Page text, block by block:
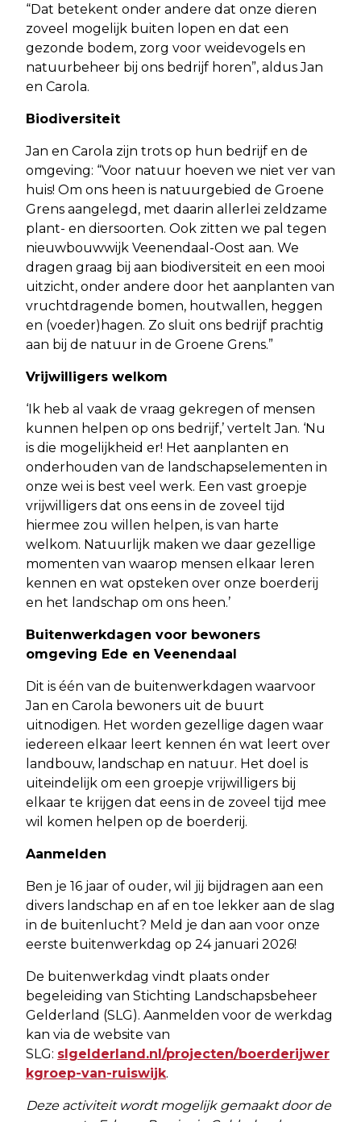
“Dat betekent onder andere dat onze dieren
zoveel mogelijk buiten lopen en dat een
gezonde bodem, zorg voor weidevogels en
natuurbeheer bij ons bedrijf horen”, aldus Jan
en Carola.
Biodiversiteit
Jan en Carola zijn trots op hun bedrijf en de
omgeving: “Voor natuur hoeven we niet ver van
huis! Om ons heen is natuurgebied de Groene
Grens aangelegd, met daarin allerlei zeldzame
plant- en diersoorten. Ook zitten we pal tegen
nieuwbouwwijk Veenendaal-Oost aan. We
dragen graag bij aan biodiversiteit en een mooi
uitzicht, onder andere door het aanplanten van
vruchtdragende bomen, houtwallen, heggen
en (voeder)hagen. Zo sluit ons bedrijf prachtig
aan bij de natuur in de Groene Grens.”
Vrijwilligers welkom
‘Ik heb al vaak de vraag gekregen of mensen
kunnen helpen op ons bedrijf,’ vertelt Jan. ‘Nu
is die mogelijkheid er! Het aanplanten en
onderhouden van de landschapselementen in
onze wei is best veel werk. Een vast groepje
vrijwilligers dat ons eens in de zoveel tijd
hiermee zou willen helpen, is van harte
welkom. Natuurlijk maken we daar gezellige
momenten van waarop mensen elkaar leren
kennen en wat opsteken over onze boerderij
en het landschap om ons heen.’
Buitenwerkdagen voor bewoners
omgeving Ede en Veenendaal
Dit is één van de buitenwerkdagen waarvoor
Jan en Carola bewoners uit de buurt
uitnodigen. Het worden gezellige dagen waar
iedereen elkaar leert kennen én wat leert over
landbouw, landschap en natuur. Het doel is
uiteindelijk om een groepje vrijwilligers bij
elkaar te krijgen dat eens in de zoveel tijd mee
wil komen helpen op de boerderij.
Aanmelden
Ben je 16 jaar of ouder, wil jij bijdragen aan een
divers landschap en af en toe lekker aan de slag
in de buitenlucht? Meld je dan aan voor onze
eerste buitenwerkdag op 24 januari 2026!
De buitenwerkdag vindt plaats onder
begeleiding van Stichting Landschapsbeheer
Gelderland (SLG). Aanmelden voor de werkdag
kan via de website van
SLG: slgelderland.nl/projecten/boerderijwer
kgroep-van-ruiswijk.
Deze activiteit wordt mogelijk gemaakt door de